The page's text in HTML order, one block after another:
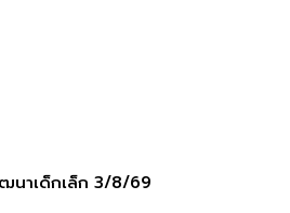
นาเด็กเล็ก 3/8/69